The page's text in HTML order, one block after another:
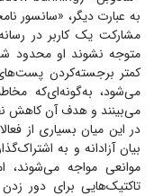
به عبارت دیگر، «سانسور
مشارکت یک کاربر در
متوجه نشوند او محدود
کمتر برجسته‌کردن
می‌شود، به‌گونه‌ای‌که
می‌بینند و هدف آن کاهش
در این میان بسیاری از
بیان آزادانه و به
موانعی مواجه می‌شوند،
تاکتیک‌هایی برای دور زدن